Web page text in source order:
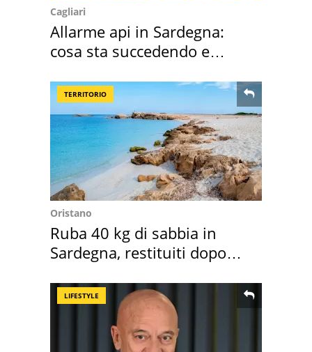
Cagliari
Allarme api in Sardegna:
cosa sta succedendo e
TERRITORIO
Oristano
Ruba 40 kg di sabbia in
Sardegna, restituiti dopo
LIFESTYLE